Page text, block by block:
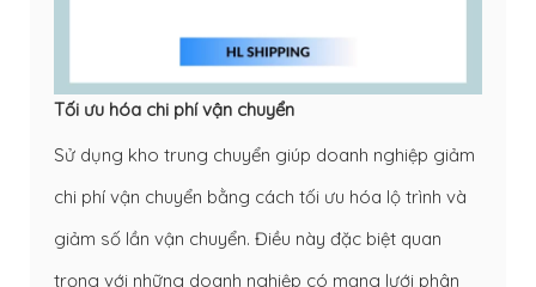
Tối ưu hóa chi phí vận chuyển
Sử dụng kho trung chuyển giúp doanh nghiệp giảm
chi phí vận chuyển bằng cách tối ưu hóa lộ trình và
giảm số lần vận chuyển. Điều này đặc biệt quan
trọng với những doanh nghiệp có mạng lưới phân